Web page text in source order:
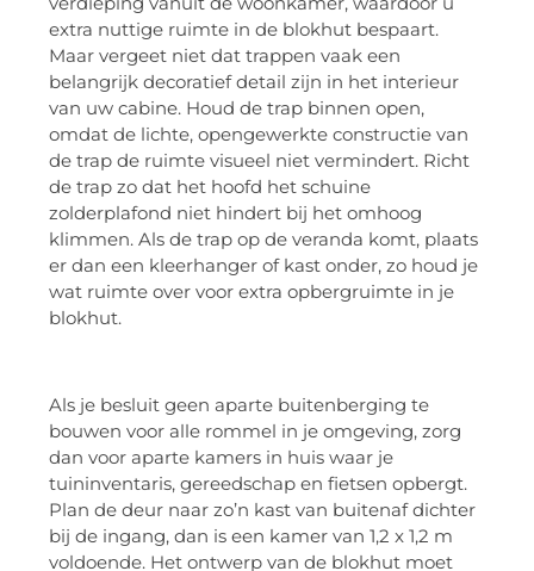
extra nuttige ruimte in de blokhut bespaart.
Maar vergeet niet dat trappen vaak een
belangrijk decoratief detail zijn in het interieur
van uw cabine. Houd de trap binnen open,
omdat de lichte, opengewerkte constructie van
de trap de ruimte visueel niet vermindert. Richt
de trap zo dat het hoofd het schuine
zolderplafond niet hindert bij het omhoog
klimmen. Als de trap op de veranda komt, plaats
er dan een kleerhanger of kast onder, zo houd je
wat ruimte over voor extra opbergruimte in je
blokhut.
Als je besluit geen aparte buitenberging te
bouwen voor alle rommel in je omgeving, zorg
dan voor aparte kamers in huis waar je
tuininventaris, gereedschap en fietsen opbergt.
Plan de deur naar zo’n kast van buitenaf dichter
bij de ingang, dan is een kamer van 1,2 x 1,2 m
voldoende. Het ontwerp van de blokhut moet